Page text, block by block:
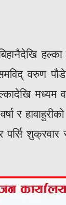
वरुण
मध्यम
र
शुक्रवार